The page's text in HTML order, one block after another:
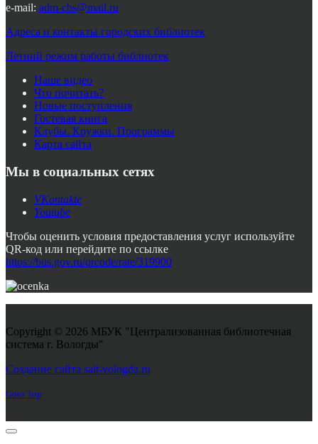
e-mail: adm-cbs@mail.ru
Адреса и контакты городских библиотек
Летний режим работы библиотек
Наше видео
Что почитать?
Новые поступления
Гостевая книга
Клубы. Кружки. Программы
Карта сайта
Мы в социальных сетях
VKontakte
Youtube
Чтобы оценить условия предоставления услуг используйте
QR-код или перейдите по ссылке
https://bus.gov.ru/qrcode/rate/319900
Copyright © 2026 МБУК "Централизованная библиотечная
система г. Вологды"
Создание сайта sait-vologda.ru
Goto Top